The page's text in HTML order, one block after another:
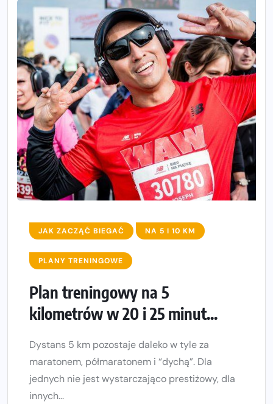
JAK ZACZĄĆ BIEGAĆ NA 5 I 10 KM
PLANY TRENINGOWE
Plan treningowy na 5
kilometrów w 20 i 25 minut...
Dystans 5 km pozostaje daleko w tyle za
maratonem, półmaratonem i “dychą”. Dla
jednych nie jest wystarczająco prestiżowy, dla
innych...